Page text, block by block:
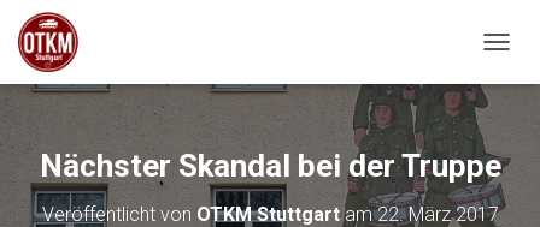
Nächster Skandal bei der Truppe
Veröffentlicht von OTKM Stuttgartam22. März 2017